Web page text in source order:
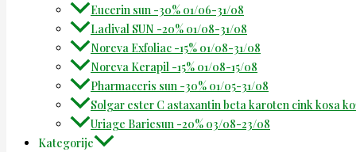
Eucerin sun -30% 01/06-31/08
Ladival SUN -20% 01/08-31/08
Noreva Exfoliac -15% 01/08-31/08
Noreva Kerapil -15% 01/08-15/08
Pharmaceris sun -30% 01/05-31/08
Solgar ester C astaxantin beta karoten cink kosa
Uriage Bariesun -20% 03/08-23/08
Kategorije